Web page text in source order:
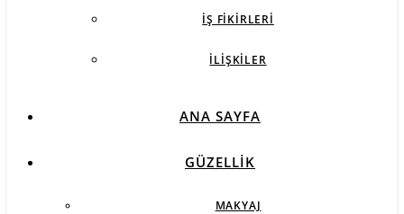
İŞ FIKIRLERI
İLIŞKILER
ANA SAYFA
GÜZELLIK
MAKYAJ